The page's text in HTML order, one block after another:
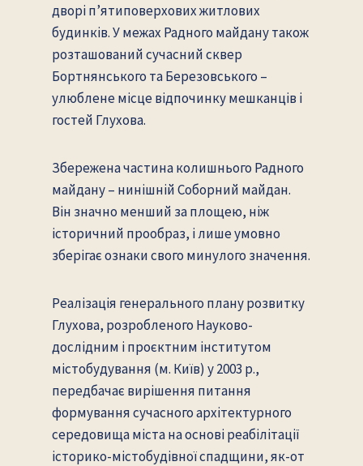
дворі п’ятиповерхових житлових
будинків. У межах Радного майдану також
розташований сучасний сквер
Бортнянського та Березовського –
улюблене місце відпочинку мешканців і
гостей Глухова.
Збережена частина колишнього Радного
майдану – нинішній Соборний майдан.
Він значно менший за площею, ніж
історичний прообраз, і лише умовно
зберігає ознаки свого минулого значення.
Реалізація генерального плану розвитку
Глухова, розробленого Науково-
дослідним і проєктним інститутом
містобудування (м. Київ) у 2003 р.,
передбачає вирішення питання
формування сучасного архітектурного
середовища міста на основі реабілітації
історико-містобудівної спадщини, як-от